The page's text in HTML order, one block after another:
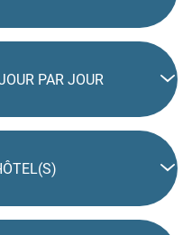
PAR JOUR